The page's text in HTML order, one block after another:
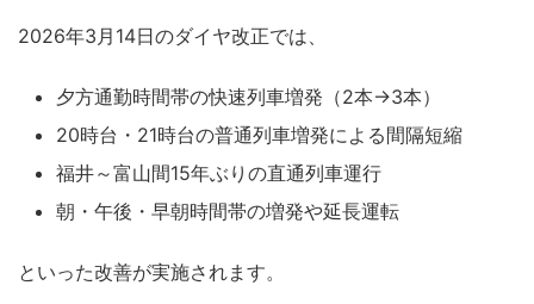
2026年3月14日のダイヤ改正では、
夕方通勤時間帯の快速列車増発（2本→3本）
20時台・21時台の普通列車増発による間隔短縮
福井～富山間15年ぶりの直通列車運行
朝・午後・早朝時間帯の増発や延長運転
といった改善が実施されます。